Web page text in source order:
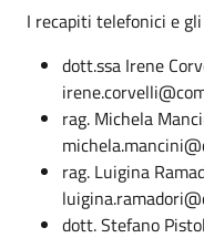
I recapiti telefonici e
dott.ssa Irene
rag. Michela
rag. Luigina
dott. Stefano